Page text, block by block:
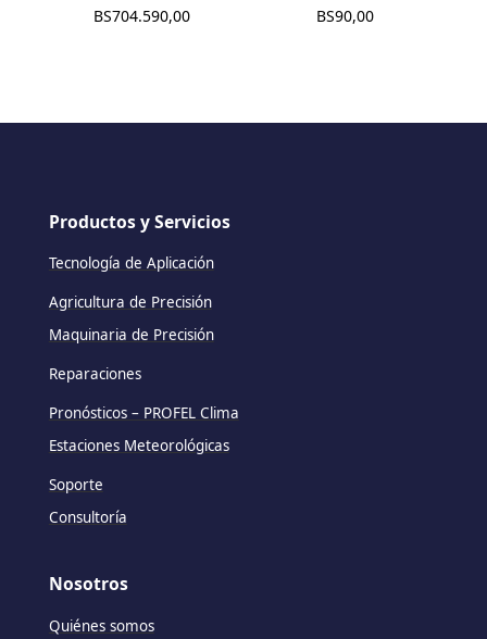
BS704.590,00 BS90,00
Productos y Servicios
Tecnología de Aplicación
Agricultura de Precisión
Maquinaria de Precisión
Reparaciones
Pronósticos – PROFEL Clima
Estaciones Meteorológicas
Soporte
Consultoría
Nosotros
Quiénes somos